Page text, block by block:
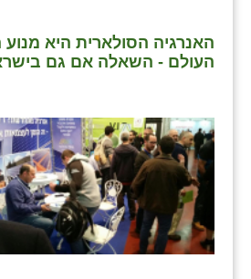
האנרגיה הסולארית היא
העולם - השאלה אם גם
שבי ציון
שדה צבי
שדמה
שכניה
תלמי יוסף